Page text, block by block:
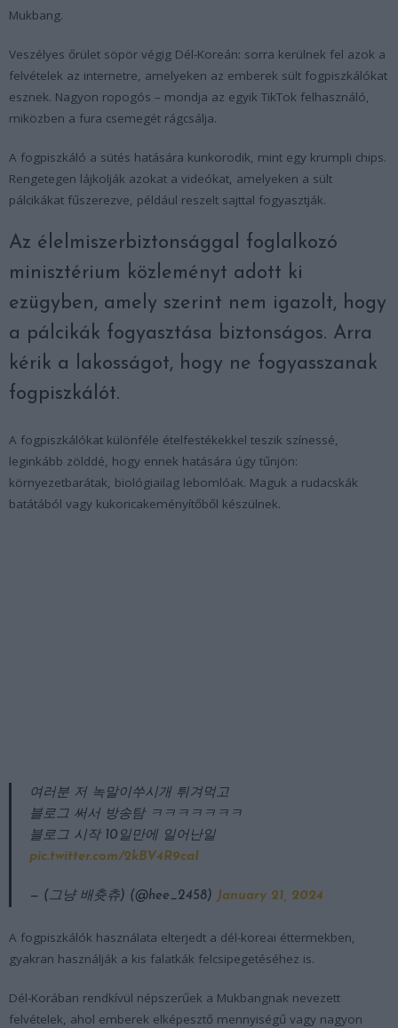
Mukbang.
Veszélyes őrület söpör végig Dél-Koreán: sorra kerülnek fel azok a
felvételek az internetre, amelyeken az emberek sült fogpiszkálókat
esznek. Nagyon ropogós – mondja az egyik TikTok felhasználó,
miközben a fura csemegét rágcsálja.
A fogpiszkáló a sütés hatására kunkorodik, mint egy krumpli chips.
Rengetegen lájkolják azokat a videókat, amelyeken a sült
pálcikákat fűszerezve, például reszelt sajttal fogyasztják.
Az élelmiszerbiztonsággal foglalkozó
minisztérium közleményt adott ki
ezügyben, amely szerint nem igazolt, hogy
a pálcikák fogyasztása biztonságos. Arra
kérik a lakosságot, hogy ne fogyasszanak
fogpiszkálót.
A fogpiszkálókat különféle ételfestékekkel teszik színessé,
leginkább zölddé, hogy ennek hatására úgy tűnjön:
környezetbarátak, biológiailag lebomlóak. Maguk a rudacskák
batátából vagy kukoricakeményítőből készülnek.
여러분 저 녹말이쑤시개 튀겨먹고
블로그 써서 방송탐 ㅋㅋㅋㅋㅋㅋㅋ
블로그 시작 10일만에 일어난일
pic.twitter.com/2kBV4R9caI
— (그냥 배츗츄) (@hee_2458) January 21, 2024
A fogpiszkálók használata elterjedt a dél-koreai éttermekben,
gyakran használják a kis falatkák felcsipegetéséhez is.
Dél-Korában rendkívül népszerűek a Mukbangnak nevezett
felvételek, ahol emberek elképesztő mennyiségű vagy nagyon